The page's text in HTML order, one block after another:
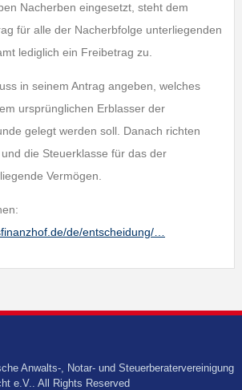
Nacherben eingesetzt, steht dem
für alle der Nacherbfolge unterliegenden
lediglich ein Freibetrag zu.
in seinem Antrag angeben, welches
ursprünglichen Erblasser der
gelegt werden soll. Danach richten
die Steuerklasse für das der
Vermögen.
de/entscheidung/…
Anwalts-, Notar- und Steuerberatervereinigung
e.V.. All Rights Reserved